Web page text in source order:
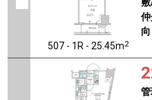
507 - 1R - 25.45m2